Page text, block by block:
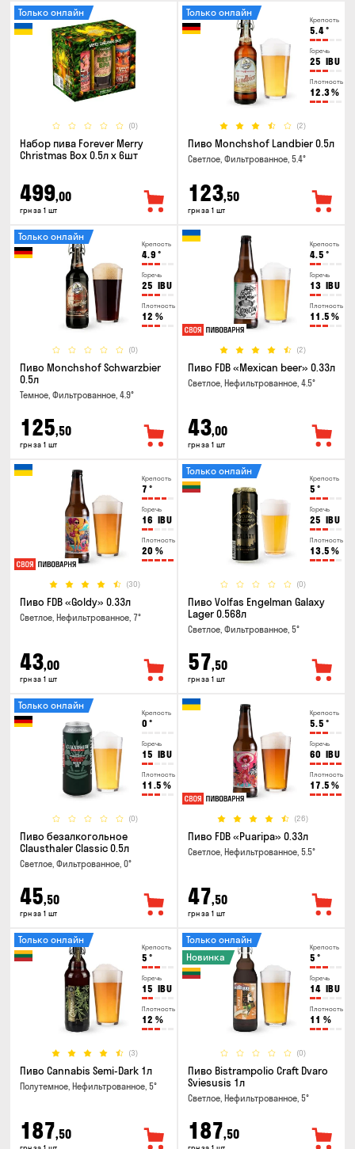
(0)
Только онлайн
Набор пива Forever Merry
Christmas Box 0.5л x 6шт
499,00
грн за 1 шт
Крепость
5.4°
Горечь
25 IBU
Плотность
12.3%
(2)
Только онлайн
Пиво Monchshof Landbier 0.5л
Светлое, Фильтрованное, 5.4°
123,50
грн за 1 шт
Крепость
4.9 °
Горечь
25 IBU
Плотность
12 %
(0)
Только онлайн
Пиво Monchshof Schwarzbier
0.5л
Темное, Фильтрованное, 4.9°
125,50
грн за 1 шт
Крепость
4.5 °
Горечь
13 IBU
Плотность
11.5 %
(2)
Пиво FDB «Mexican beer» 0.33л
Светлое, Нефильтрованное, 4.5°
43,00
грн за 1 шт
Крепость
7 °
Горечь
16 IBU
Плотность
20 %
(30)
Пиво FDB «Goldy» 0.33л
Светлое, Нефильтрованное, 7°
43,00
грн за 1 шт
Крепость
5 °
Горечь
25 IBU
Плотность
13.5 %
(0)
Только онлайн
Пиво Volfas Engelman Galaxy
Lager 0.568л
Светлое, Фильтрованное, 5°
57,50
грн за 1 шт
Крепость
0 °
Горечь
15 IBU
Плотность
11.5 %
(0)
Только онлайн
Пиво безалкогольное
Clausthaler Classic 0.5л
Светлое, Фильтрованное, 0°
45,50
грн за 1 шт
Крепость
5.5 °
Горечь
60 IBU
Плотность
17.5 %
(26)
Пиво FDB «Puaripa» 0.33л
Светлое, Нефильтрованное, 5.5°
47,50
грн за 1 шт
Крепость
5 °
Горечь
15 IBU
Плотность
12 %
(3)
Только онлайн
Пиво Cannabis Semi-Dark 1л
Полутемное, Нефильтрованное, 5°
187,50
Крепость
5 °
Горечь
14 IBU
Плотность
11 %
(0)
Только онлайн
Новинка
Пиво Bistrampolio Craft Dvaro
Sviesusis 1л
Светлое, Нефильтрованное, 5°
187,50